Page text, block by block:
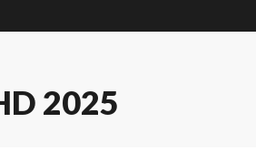
2025